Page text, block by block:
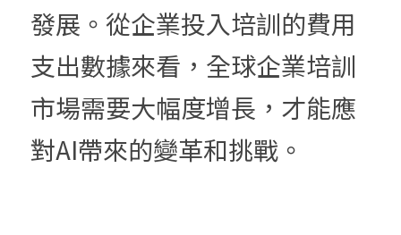
發展。從企業投入培訓的費用
支出數據來看，全球企業培訓
市場需要大幅度增長，才能應
對AI帶來的變革和挑戰。